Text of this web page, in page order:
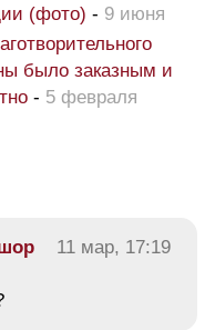
(фото) - 9 июня
было заказным и
- 5 февраля
11 мар, 17:19